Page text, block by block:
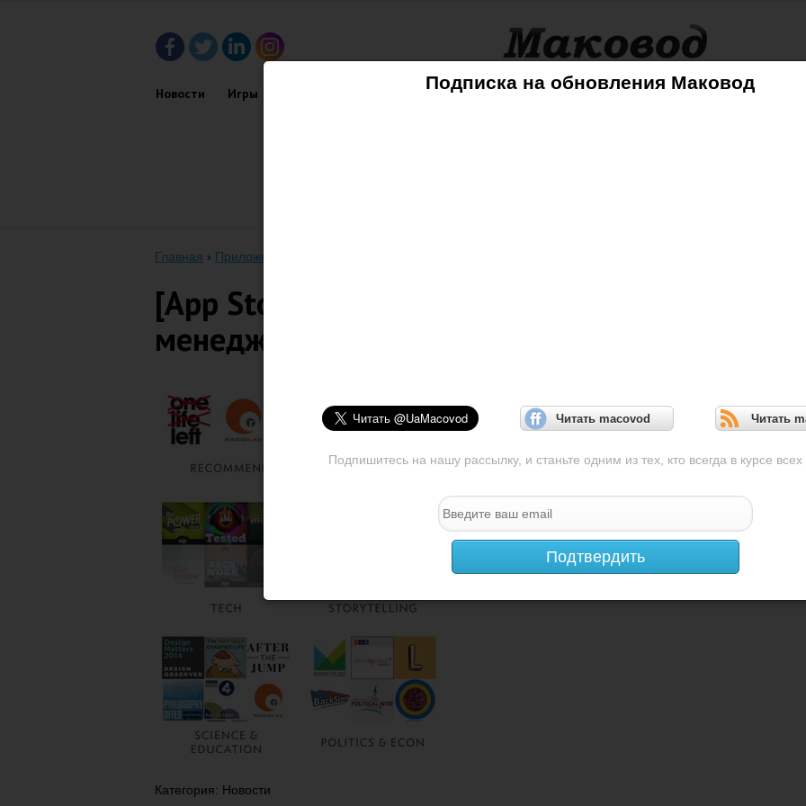
Подписка на обновления Маковод
Читать macovod Читать
Подпишитесь на нашу рассылку, и станьте одним из тех, кто всегда в курсе всех
Подтвердить
Новости Игры Советы Mac iPhone iPad iPod AppleTV
Главная › Приложения
[App Store] Overcast – удобный
менеджер подкастов для iOS
Категория: Новости